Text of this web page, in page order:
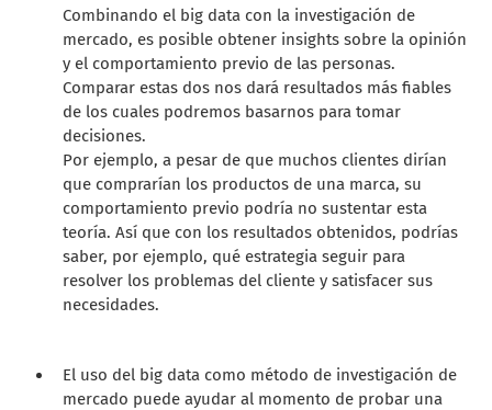
Combinando el big data con la investigación de
mercado, es posible obtener insights sobre la opinión
y el comportamiento previo de las personas.
Comparar estas dos nos dará resultados más fiables
de los cuales podremos basarnos para tomar
decisiones.
Por ejemplo, a pesar de que muchos clientes dirían
que comprarían los productos de una marca, su
comportamiento previo podría no sustentar esta
teoría. Así que con los resultados obtenidos, podrías
saber, por ejemplo, qué estrategia seguir para
resolver los problemas del cliente y satisfacer sus
necesidades.
El uso del big data como método de investigación de
mercado puede ayudar al momento de probar una